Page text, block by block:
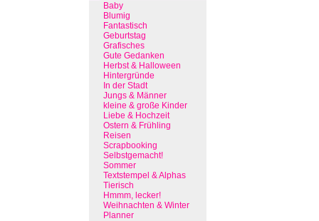
Baby
Blumig
Fantastisch
Geburtstag
Grafisches
Gute Gedanken
Herbst & Halloween
Hintergründe
In der Stadt
Jungs & Männer
kleine & große Kinder
Liebe & Hochzeit
Ostern & Frühling
Reisen
Scrapbooking
Selbstgemacht!
Sommer
Textstempel & Alphas
Tierisch
Hmmm, lecker!
Weihnachten & Winter
Planner